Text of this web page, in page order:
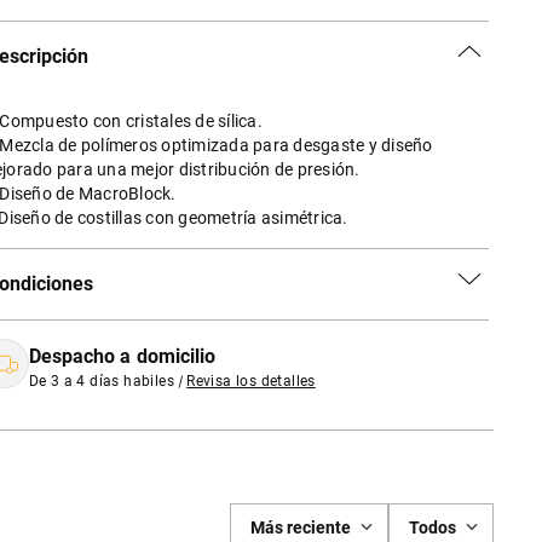
con cristales de sílica.
de polímeros optimizada para desgaste y diseño
para una mejor distribución de presión.
de MacroBlock.
de costillas con geometría asimétrica.
Despacho a domicilio
De 3 a 4 días habiles | Revisa los detalles
Más reciente Todos